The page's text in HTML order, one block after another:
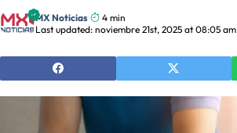
MX Noticias
4 min
Last updated: noviembre 21st, 2025 at 08:05 am